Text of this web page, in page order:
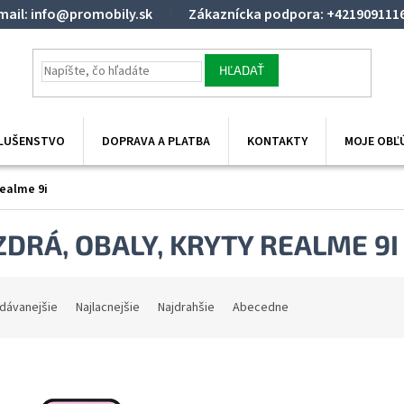
info@promobily.sk Zákaznícka podpora:
HĽADAŤ
DOPRAVA A PLATBA KONTAKTY MOJE
9i
OBALY, KRYTY REALME 9I
Najlacnejšie Najdrahšie Abecedne